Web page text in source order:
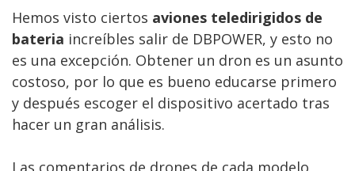
Hemos visto ciertos aviones teledirigidos de
bateria increíbles salir de DBPOWER, y esto no
es una excepción. Obtener un dron es un asunto
costoso, por lo que es bueno educarse primero
y después escoger el dispositivo acertado tras
hacer un gran análisis.
Las comentarios de drones de cada modelo